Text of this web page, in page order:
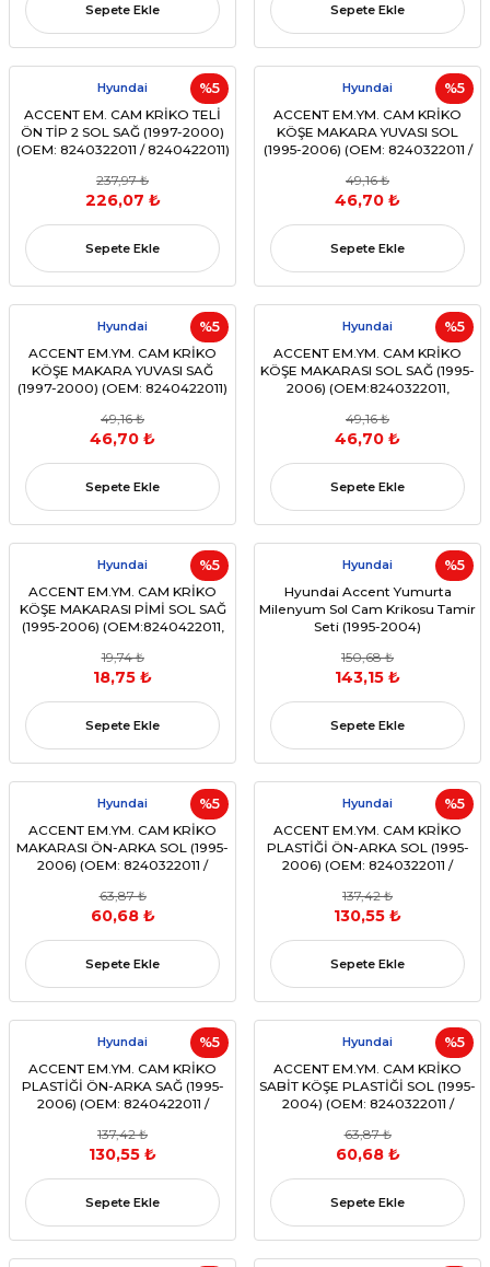
Sepete Ekle Sepete Ekle
%5
Hyundai
ACCENT EM. CAM KRİKO TELİ
ÖN TİP 2 SOL SAĞ (1997-2000)
(OEM: 8240322011 / 8240422011)
237,97 ₺
226,07 ₺
Sepete Ekle
%5
Hyundai
ACCENT EM.YM. CAM KRİKO
KÖŞE MAKARA YUVASI SOL
(1995-2006) (OEM: 8240322011 /
49,16 ₺
46,70 ₺
Sepete Ekle
%5
Hyundai
ACCENT EM.YM. CAM KRİKO
KÖŞE MAKARA YUVASI SAĞ
(1997-2000) (OEM: 8240422011)
49,16 ₺
46,70 ₺
Sepete Ekle
%5
Hyundai
ACCENT EM.YM. CAM KRİKO
KÖŞE MAKARASI SOL SAĞ (1995-
2006) (OEM:8240322011,
49,16 ₺
46,70 ₺
Sepete Ekle
%5
Hyundai
ACCENT EM.YM. CAM KRİKO
KÖŞE MAKARASI PİMİ SOL SAĞ
(1995-2006) (OEM:8240422011,
19,74 ₺
18,75 ₺
Sepete Ekle
%5
Hyundai
Hyundai Accent Yumurta
Milenyum Sol Cam Krikosu Tamir
Seti (1995-2004)
150,68 ₺
143,15 ₺
Sepete Ekle
%5
Hyundai
ACCENT EM.YM. CAM KRİKO
MAKARASI ÖN-ARKA SOL (1995-
2006) (OEM: 8240322011 /
63,87 ₺
60,68 ₺
Sepete Ekle
%5
Hyundai
ACCENT EM.YM. CAM KRİKO
PLASTİĞİ ÖN-ARKA SOL (1995-
2006) (OEM: 8240322011 /
137,42 ₺
130,55 ₺
Sepete Ekle
%5
Hyundai
ACCENT EM.YM. CAM KRİKO
PLASTİĞİ ÖN-ARKA SAĞ (1995-
2006) (OEM: 8240422011 /
137,42 ₺
130,55 ₺
Sepete Ekle
%5
Hyundai
ACCENT EM.YM. CAM KRİKO
SABİT KÖŞE PLASTİĞİ SOL (1995-
2004) (OEM: 8240322011 /
63,87 ₺
60,68 ₺
Sepete Ekle